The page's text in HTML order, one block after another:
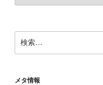
索:
メタ情報